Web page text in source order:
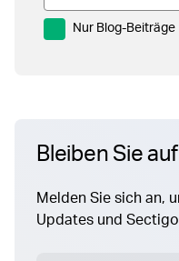
Nur Blog-Beiträge
Bleiben Sie
Melden Sie sich an,
Updates und